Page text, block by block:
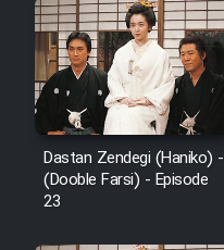
Dastan Zendegi (Haniko) -
(Dooble Farsi) - Episode
23